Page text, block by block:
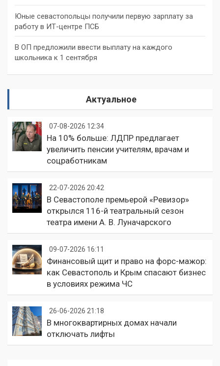
Юные севастопольцы получили первую зарплату за
работу в ИТ-центре ПСБ
В ОП предложили ввести выплату на каждого
школьника к 1 сентября
Актуальное
07-08-2026 12:34
На 10% больше: ЛДПР предлагает
увеличить пенсии учителям, врачам и
соцработникам
22-07-2026 20:42
В Севастополе премьерой «Ревизор»
открылся 116-й театральный сезон
театра имени А. В. Луначарского
09-07-2026 16:11
Финансовый щит и право на форс-мажор:
как Севастополь и Крым спасают бизнес
в условиях режима ЧС
26-06-2026 21:18
В многоквартирных домах начали
отключать лифты